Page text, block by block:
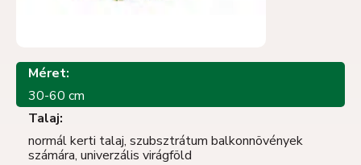
Méret:
30-60 cm
Talaj:
normál kerti talaj, szubsztrátum balkonnövények
számára, univerzális virágföld